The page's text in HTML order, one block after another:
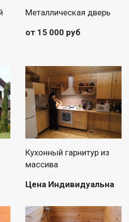
Металлическая дверь
от 15 000 руб
Кухонный гарнитур из
массива
Цена Индивидуальна